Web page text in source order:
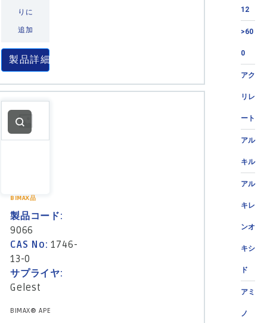
12
>60
0
アク
リレ
ート
アル
キル
アル
キレ
ンオ
キシ
ド
アミ
ノ
りに
追加
製品詳細
BIMAX品
製品コード:
9066
CAS No:1746-
13-0
サプライヤ:
Gelest
BIMAX® APE